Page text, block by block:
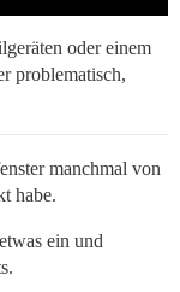
oder einem
problematisch,
manchmal von
habe.
ein und